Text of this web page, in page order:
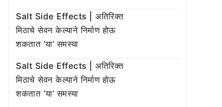
Salt Side Effects | अतिरिक्त
मिठाचे सेवन केल्याने निर्माण होऊ
शकतात ‘या’ समस्या
Salt Side Effects | अतिरिक्त
मिठाचे सेवन केल्याने निर्माण होऊ
शकतात ‘या’ समस्या